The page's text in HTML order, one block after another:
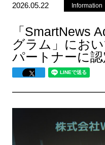
2026.05.22 Information
「SmartNews
グラム」にお
パートナーに